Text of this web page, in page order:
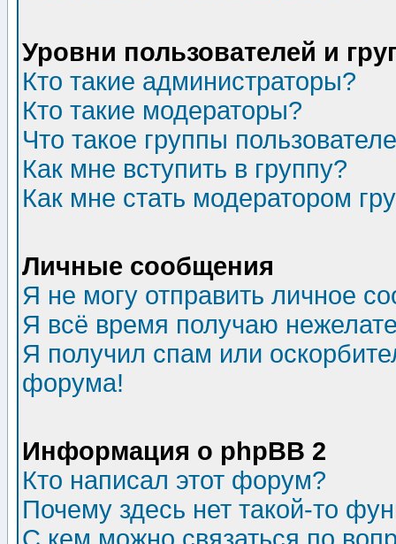
Уровни пользователей и
Кто такие администраторы?
Кто такие модераторы?
Что такое группы
Как мне вступить в группу?
Как мне стать модератором
Личные сообщения
Я не могу отправить личное
Я всё время получаю
Я получил спам или
форума!
Информация о phpBB 2
Кто написал этот форум?
Почему здесь нет такой-то